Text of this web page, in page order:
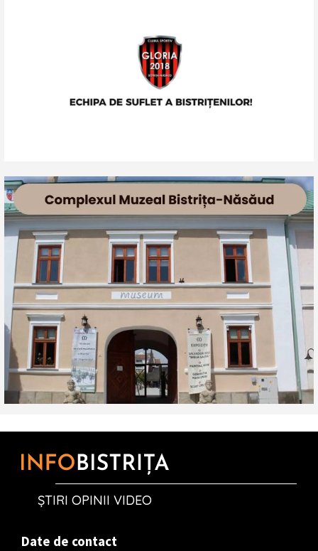
ȘTIRI OPINII VIDEO
Date de contact